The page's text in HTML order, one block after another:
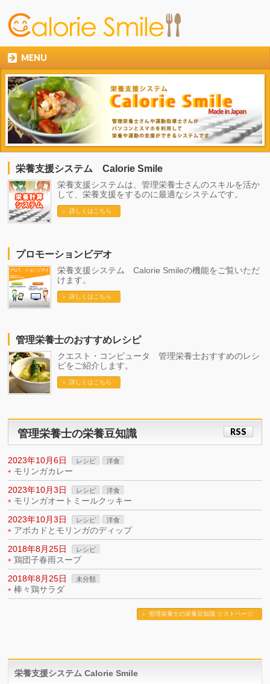
MENU
栄養支援システム Calorie Smile
栄養支援システムは、管理栄養士さんのスキルを活か
して、栄養支援をするのに最適なシステムです。
詳しくはこちら
プロモーションビデオ
栄養支援システム Calorie Smileの機能をご覧いただ
けます。
詳しくはこちら
管理栄養士のおすすめレシピ
クエスト・コンピュータ 管理栄養士おすすめのレシ
ピをご紹介します。
詳しくはこちら
管理栄養士の栄養豆知識 RSS
2023年10月6日 レシピ 洋食
モリンガカレー
2023年10月3日
レシピ 洋食
モリンガオートミールクッキー
2023年10月3日
レシピ 洋食
アボカドとモリンガのディップ
2018年8月25日
レシピ
鶏団子春雨スープ
2018年8月25日
未分類
棒々鶏サラダ
管理栄養士の栄養豆知識 リストページ
栄養支援システム Calorie Smile